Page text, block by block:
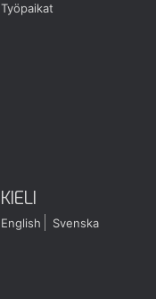
Työpaikat
KIELI
English Svenska